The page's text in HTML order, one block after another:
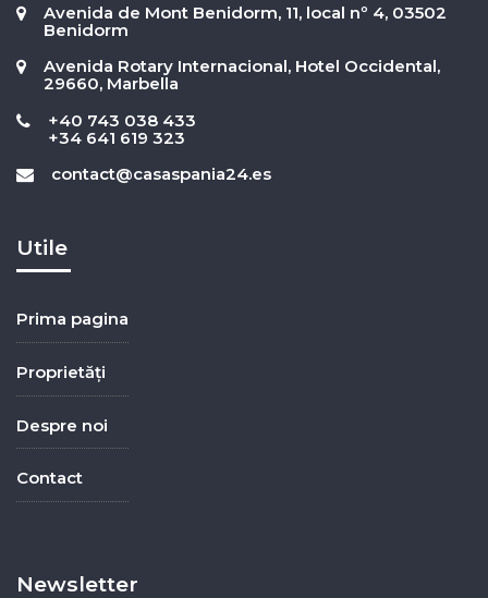
Avenida de Mont Benidorm, 11, local nº 4, 03502
Benidorm
Avenida Rotary Internacional, Hotel Occidental,
29660, Marbella
+40 743 038 433
+34 641 619 323
contact@casaspania24.es
Utile
Prima pagina
Proprietăți
Despre noi
Contact
Newsletter